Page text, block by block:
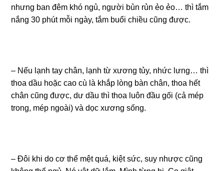
nhưng ban đêm khó ngủ, người bủn rủn ẻo ẻo… thì tắm
nắng 30 phút mỗi ngày, tắm buổi chiều cũng được.
– Nếu lạnh tay chân, lạnh từ xương tủy, nhức lưng… thì
thoa dầu hoặc cao cù là khắp lòng bàn chân, thoa hết
chân cũng được, dư dầu thì thoa luôn đầu gối (cả mép
trong, mép ngoài) và dọc xương sống.
– Đôi khi do cơ thể mệt quá, kiệt sức, suy nhược cũng